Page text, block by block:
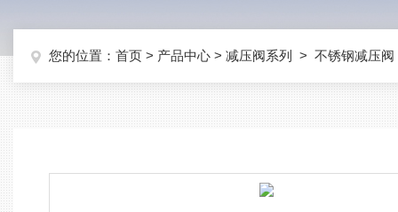
您的位置： 首页 > 产品中心 > 减压阀系列 > 不锈钢减压阀